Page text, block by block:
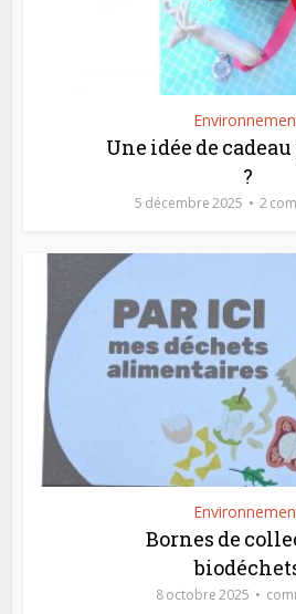
Une idée de
?
5 décembre 2025 2
Bornes de
8 octobre 2025